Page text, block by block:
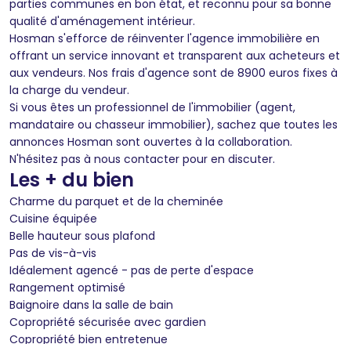
parties communes en bon état, et reconnu pour sa bonne
qualité d'aménagement intérieur.
Hosman s'efforce de réinventer l'agence immobilière en
offrant un service innovant et transparent aux acheteurs et
aux vendeurs. Nos frais d'agence sont de 8900 euros fixes à
la charge du vendeur.
Si vous êtes un professionnel de l'immobilier (agent,
mandataire ou chasseur immobilier), sachez que toutes les
annonces Hosman sont ouvertes à la collaboration.
N'hésitez pas à nous contacter pour en discuter.
Les + du bien
Charme du parquet et de la cheminée
Cuisine équipée
Belle hauteur sous plafond
Pas de vis-à-vis
Idéalement agencé - pas de perte d'espace
Rangement optimisé
Baignoire dans la salle de bain
Copropriété sécurisée avec gardien
Copropriété bien entretenue